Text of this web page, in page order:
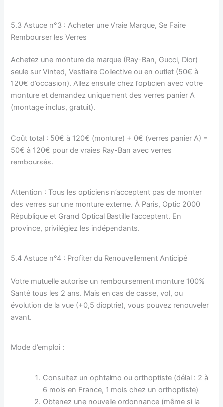
5.3 Astuce n°3 : Acheter une Vraie Marque, Se Faire
Rembourser les Verres
Achetez une monture de marque (Ray-Ban, Gucci, Dior)
seule sur Vinted, Vestiaire Collective ou en outlet (50€ à
120€ d’occasion). Allez ensuite chez l’opticien avec votre
monture et demandez uniquement des verres panier A
(montage inclus, gratuit).
Coût total : 50€ à 120€ (monture) + 0€ (verres panier A) =
50€ à 120€ pour de vraies Ray-Ban avec verres
remboursés.
Attention : Tous les opticiens n’acceptent pas de monter
des verres sur une monture externe. À Paris, Optic 2000
République et Grand Optical Bastille l’acceptent. En
province, privilégiez les indépendants.
5.4 Astuce n°4 : Profiter du Renouvellement Anticipé
Votre mutuelle autorise un remboursement monture 100%
Santé tous les 2 ans. Mais en cas de casse, vol, ou
évolution de la vue (+0,5 dioptrie), vous pouvez renouveler
avant.
Mode d’emploi :
Consultez un ophtalmo ou orthoptiste (délai : 2 à
6 mois en France, 1 mois chez un orthoptiste)
Obtenez une nouvelle ordonnance (même si la